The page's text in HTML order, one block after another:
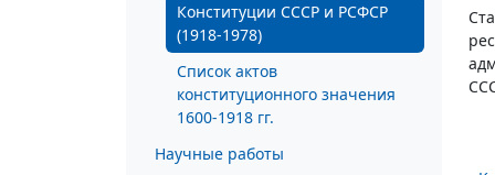
Конституции СССР и РСФСР
(1918-1978)
Список актов
конституционного значения
1600-1918 гг.
Научные работы